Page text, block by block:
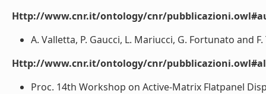
Http://www.cnr.it/ontology/cnr/
A. Valletta, P. Gaucci, L. Mariucci, G. Fortunato and
Http://www.cnr.it/ontology/cnr/
Proc. 14th Workshop on Active-Matrix Flatpanel